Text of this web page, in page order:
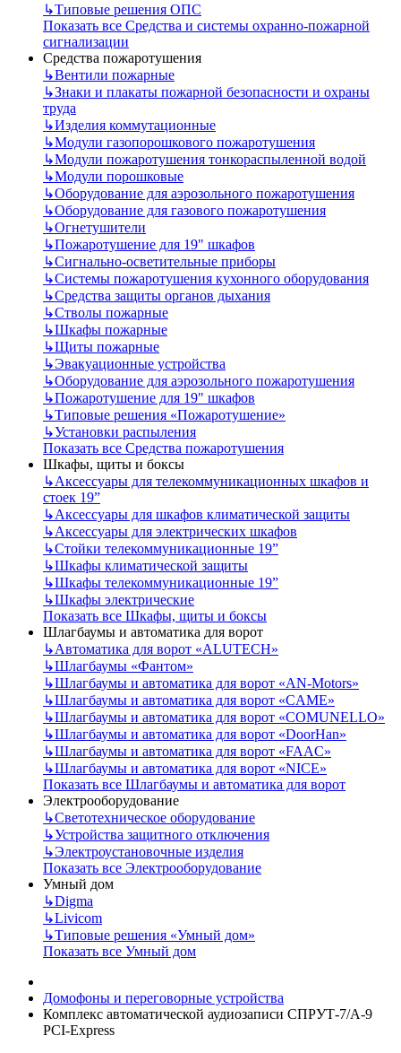
↳Типовые решения ОПС
Показать все Средства и системы охранно-пожарной
сигнализации
Средства пожаротушения
↳Вентили пожарные
↳Знаки и плакаты пожарной безопасности и охраны
труда
↳Изделия коммутационные
↳Модули газопорошкового пожаротушения
↳Модули пожаротушения тонкораспыленной водой
↳Модули порошковые
↳Оборудование для аэрозольного пожаротушения
↳Оборудование для газового пожаротушения
↳Огнетушители
↳Пожаротушение для 19" шкафов
↳Сигнально-осветительные приборы
↳Системы пожаротушения кухонного оборудования
↳Средства защиты органов дыхания
↳Стволы пожарные
↳Шкафы пожарные
↳Щиты пожарные
↳Эвакуационные устройства
↳Оборудование для аэрозольного пожаротушения
↳Пожаротушение для 19" шкафов
↳Типовые решения «Пожаротушение»
↳Установки распыления
Показать все Средства пожаротушения
Шкафы, щиты и боксы
↳Аксессуары для телекоммуникационных шкафов и
стоек 19”
↳Аксессуары для шкафов климатической защиты
↳Аксессуары для электрических шкафов
↳Стойки телекоммуникационные 19”
↳Шкафы климатической защиты
↳Шкафы телекоммуникационные 19”
↳Шкафы электрические
Показать все Шкафы, щиты и боксы
Шлагбаумы и автоматика для ворот
↳Автоматика для ворот «ALUTECH»
↳Шлагбаумы «Фантом»
↳Шлагбаумы и автоматика для ворот «AN-Motors»
↳Шлагбаумы и автоматика для ворот «CAME»
↳Шлагбаумы и автоматика для ворот «COMUNELLO»
↳Шлагбаумы и автоматика для ворот «DoorHan»
↳Шлагбаумы и автоматика для ворот «FAAC»
↳Шлагбаумы и автоматика для ворот «NICE»
Показать все Шлагбаумы и автоматика для ворот
Электрооборудование
↳Светотехническое оборудование
↳Устройства защитного отключения
↳Электроустановочные изделия
Показать все Электрооборудование
Умный дом
↳Digma
↳Livicom
↳Типовые решения «Умный дом»
Показать все Умный дом
Домофоны и переговорные устройства
Комплекс автоматической аудиозаписи СПРУТ-7/А-9
PCI-Express